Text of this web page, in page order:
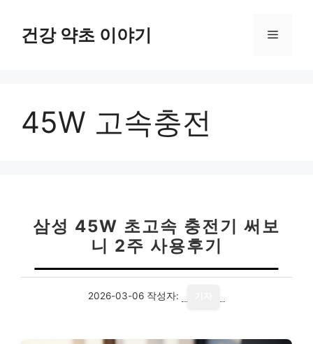
건강 약초 이야기 메
45W 고속충전
삼성 45W 초고속 충전기 써보
니 2주 사용후기
2026-03-06 작성자: